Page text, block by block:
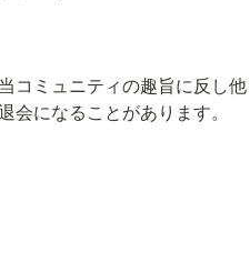
コミュニティの趣旨に反し他
会になることがあります。